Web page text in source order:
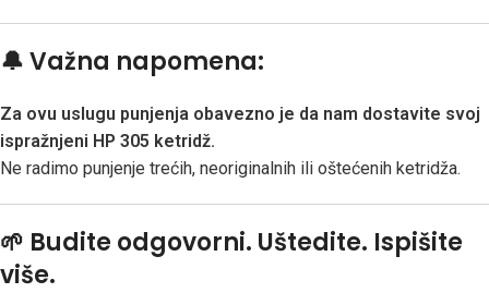
🔔 Važna napomena:
Za ovu uslugu punjenja obavezno je da nam dostavite svoj
ispražnjeni HP 305 ketridž.
Ne radimo punjenje trećih, neoriginalnih ili oštećenih ketridža.
🌱 Budite odgovorni. Uštedite. Ispišite
više.